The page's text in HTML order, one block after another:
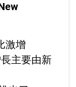
激增
主要由新